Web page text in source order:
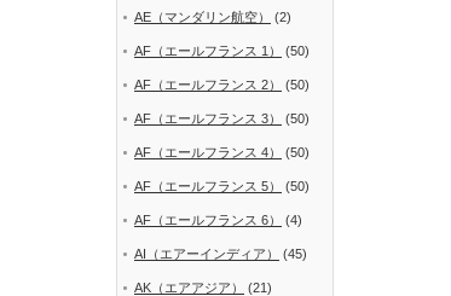
AE（マンダリン航空） (2)
AF（エールフランス 1） (50)
AF（エールフランス 2） (50)
AF（エールフランス 3） (50)
AF（エールフランス 4） (50)
AF（エールフランス 5） (50)
AF（エールフランス 6） (4)
AI（エアーインディア） (45)
AK（エアアジア） (21)